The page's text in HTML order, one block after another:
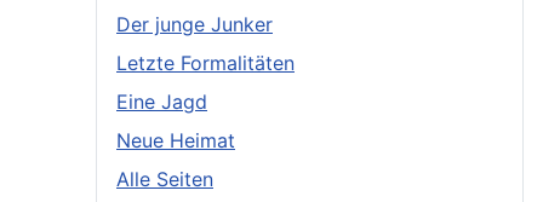
Der junge Junker
Letzte Formalitäten
Eine Jagd
Neue Heimat
Alle Seiten